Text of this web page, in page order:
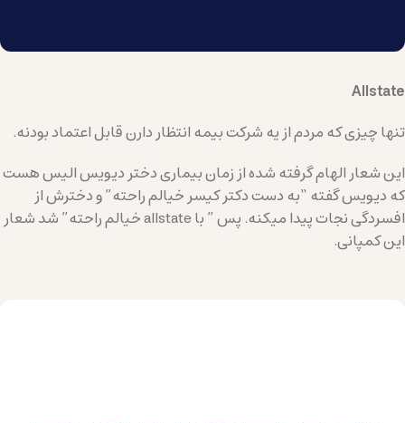
Allstate
تنها چیزی که مردم از یه شرکت بیمه انتظار دارن قابل اعتماد بودنه.
این شعار الهام گرفته شده از زمان بیماری دختر دیویس الیس هست
که دیویس گفته “به دست دکتر کیسر خیالم راحته” و دخترش از
افسردگی نجات پیدا میکنه. پس ” با allstate خیالم راحته” شد شعار
این کمپانی.